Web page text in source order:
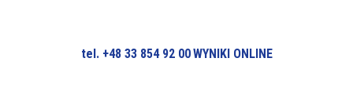
tel. +48 33 854 92 00WYNIKI ONLINE